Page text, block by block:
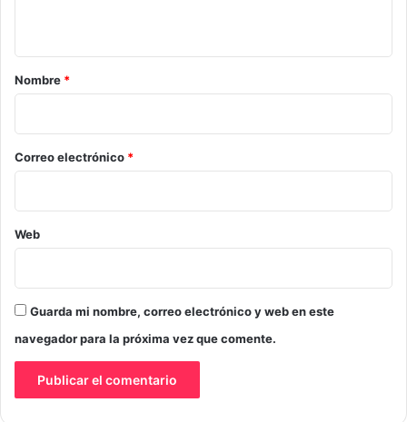
r
i
o
*
Nombre *
Correo electrónico *
Web
Guarda mi nombre, correo electrónico y web en este
navegador para la próxima vez que comente.